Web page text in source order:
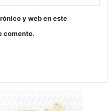
y web en este
comente.